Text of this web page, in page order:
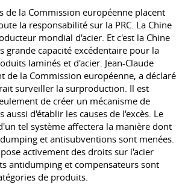
de la Commission européenne placent
la responsabilité sur la PRC. La Chine
mondial d'acier. Et c'est la Chine
grande capacité excédentaire pour la
laminés et d'acier. Jean-Claude
de la Commission européenne, a déclaré
surveiller la surproduction. Il est
de créer un mécanisme de
aussi d'établir les causes de l'excès. Le
tel système affectera la manière dont
et antisubventions sont menées.
activement des droits sur l'acier
antidumping et compensateurs sont
de produits.